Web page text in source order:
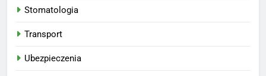
Stomatologia
Transport
Ubezpieczenia